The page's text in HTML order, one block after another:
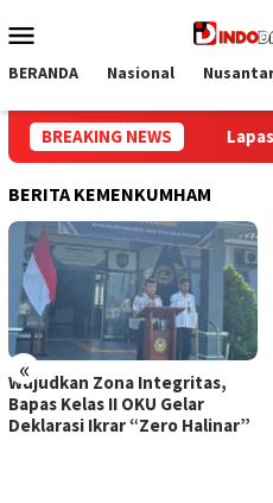
ke
Mobile
BERANDA Nasional
BREAKING NEWS
Sosial Donor Darah dalam
BERITA KEMENKUMHAM
«
Wujudkan Zona Integritas,
Bapas Kelas II OKU Gelar
Deklarasi Ikrar “Zero Halinar”